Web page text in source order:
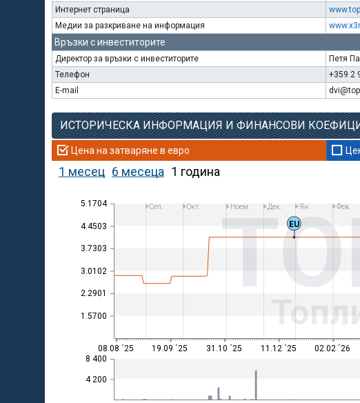
Интернет страница
Медии за разкриване на информация
Връзки с инвеститорите
Директор за връзки с инвеститорите
Петя
Телефон
+359 2
E-mail
ИСТОРИЧЕСКА ИНФОРМАЦИЯ И ФИНАНСОВИ
Цена на затваряне в евро
1 месец 6 месеца 1 година
1.5700
2.2901
3.0102
3.7303
4.4503
5.1704
4 200
8 400
08.08 ´25
Сеп.
19.09 ´25
Окт.
31.10 ´25
Ноем. Дек.
11.12 ´25
Ян.
02.02 ´26
Фев.
EU